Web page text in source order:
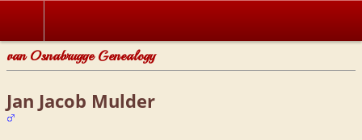
van Osnabrugge Genealogy
Jan Jacob Mulder